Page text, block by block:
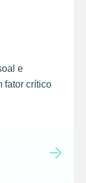
e
fator crítico